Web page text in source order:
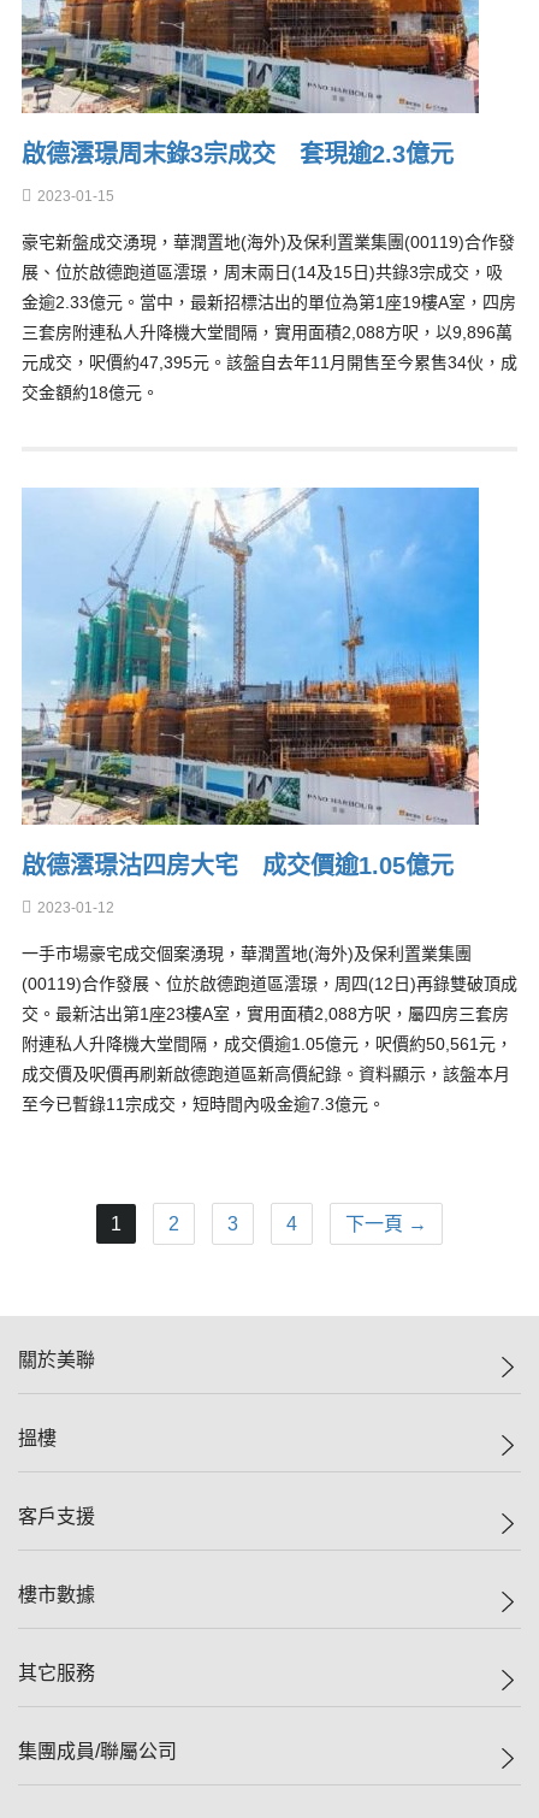
啟德澐璟周末錄3宗成交 套現逾2.3億元
2023-01-15
豪宅新盤成交湧現，華潤置地(海外)及保利置業集團(00119)合作發
展、位於啟德跑道區澐璟，周末兩日(14及15日)共錄3宗成交，吸
金逾2.33億元。當中，最新招標沽出的單位為第1座19樓A室，四房
三套房附連私人升降機大堂間隔，實用面積2,088方呎，以9,896萬
元成交，呎價約47,395元。該盤自去年11月開售至今累售34伙，成
交金額約18億元。
啟德澐璟沽四房大宅 成交價逾1.05億元
2023-01-12
一手市場豪宅成交個案湧現，華潤置地(海外)及保利置業集團
(00119)合作發展、位於啟德跑道區澐璟，周四(12日)再錄雙破頂成
交。最新沽出第1座23樓A室，實用面積2,088方呎，屬四房三套房
附連私人升降機大堂間隔，成交價逾1.05億元，呎價約50,561元，
成交價及呎價再刷新啟德跑道區新高價紀錄。資料顯示，該盤本月
至今已暫錄11宗成交，短時間內吸金逾7.3億元。
1 2 3 4 下一頁 →
關於美聯
美聯集團
人才招募
搵樓
一手新盤
減價
美聯豪宅
獨家樓盤
租盤
客戶支援
自助放盤
查詢熱線
按揭計算機
負擔能力計算機
樓市數據
樓價指數
歷史成交
其它服務
屋苑專頁
集團成員/聯屬公司